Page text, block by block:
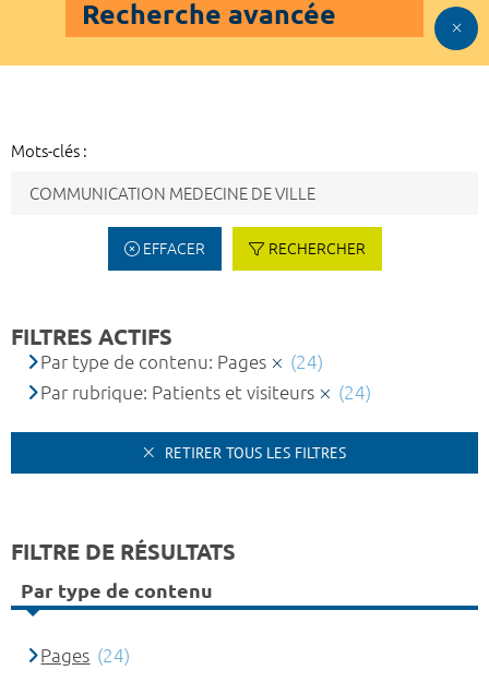
Recherche avancée
Mots-clés :
EFFACER RECHERCHER
FILTRES ACTIFS
Par type de contenu: Pages
(24)
Par rubrique: Patients et visiteurs
(24)
RETIRER TOUS LES FILTRES
FILTRE DE RÉSULTATS
Par type de contenu
Pages (24)